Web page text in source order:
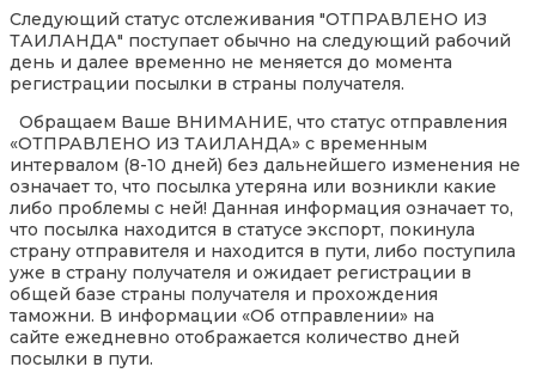
Следующий статус отслеживания "ОТПРАВЛЕНО ИЗ
ТАИЛАНДА" поступает обычно на следующий рабочий
день и далее временно не меняется до момента
регистрации посылки в страны получателя.
Обращаем Ваше ВНИМАНИЕ, что статус отправления
«ОТПРАВЛЕНО ИЗ ТАИЛАНДА» с временным
интервалом (8-10 дней) без дальнейшего изменения не
означает то, что посылка утеряна или возникли какие
либо проблемы с ней! Данная информация означает то,
что посылка находится в статусе экспорт, покинула
страну отправителя и находится в пути, либо поступила
уже в страну получателя и ожидает регистрации в
общей базе страны получателя и прохождения
таможни. В информации «Об отправлении» на
сайте ежедневно отображается количество дней
посылки в пути.